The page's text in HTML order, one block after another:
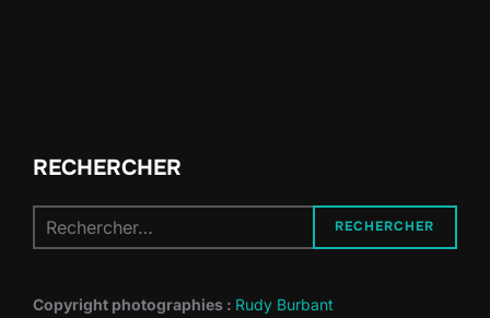
RECHERCHER
pour :
RECHERCHER
Copyright photographies : Rudy Burbant